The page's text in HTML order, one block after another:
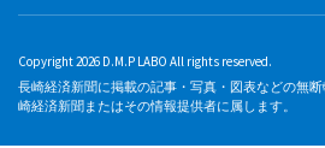
Copyright 2026 D.M.P LABO All rights reserved.
長崎経済新聞に掲載の記事・写真・図表などの無
崎経済新聞またはその情報提供者に属します。